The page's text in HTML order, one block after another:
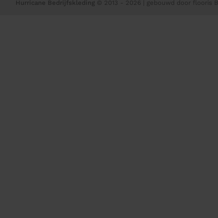
Hurricane Bedrijfskleding © 2013 - 2026 | gebouwd door flooris